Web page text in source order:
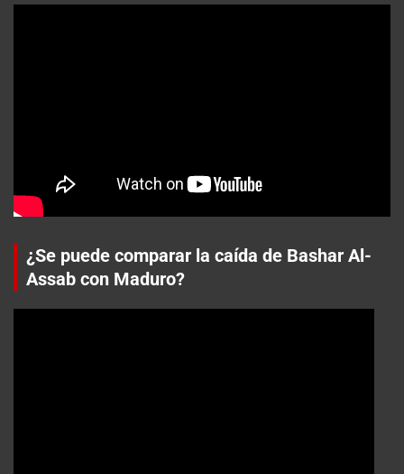
¿Se puede comparar la caída de Bashar Al-
Assab con Maduro?